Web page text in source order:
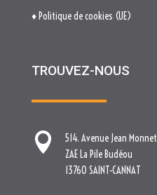

514. Avenue Jean Monnet

 contact[at]nova-groupe.fr